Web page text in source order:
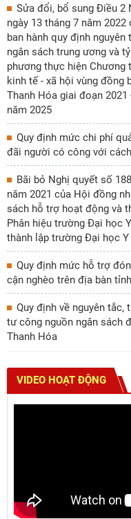
Sửa đổi, bổ sung Điều 2
ngày 13 tháng 7 năm
ban hành quy định
ngân sách trung ương và
phương thực hiện
kinh tế - xã hội vùng đồng
Thanh Hóa giai đoạn
năm 2025
Quy định mức chi phí
đãi người có công với
Bãi bỏ Nghị quyết số
năm 2021 của Hội đồng
sách hỗ trợ hoạt động và
Phân hiệu trường Đại học
thành lập trường Đại học
Quy định mức hỗ trợ
cận nghèo trên địa bàn
Quy định về nguyên
tư công nguồn ngân sách
Thanh Hóa
VIDEO HOẠT ĐỘNG